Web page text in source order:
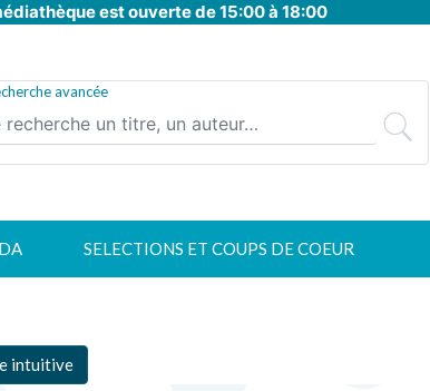
Aller
principal
est ouverte de 15:00 à 18:00
avancée
SELECTIONS ET COUPS DE COEUR
intuitive